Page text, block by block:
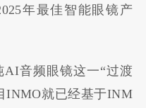
年最佳智能眼镜产
AI音频眼镜这一“过渡
INMO就已经基于INM